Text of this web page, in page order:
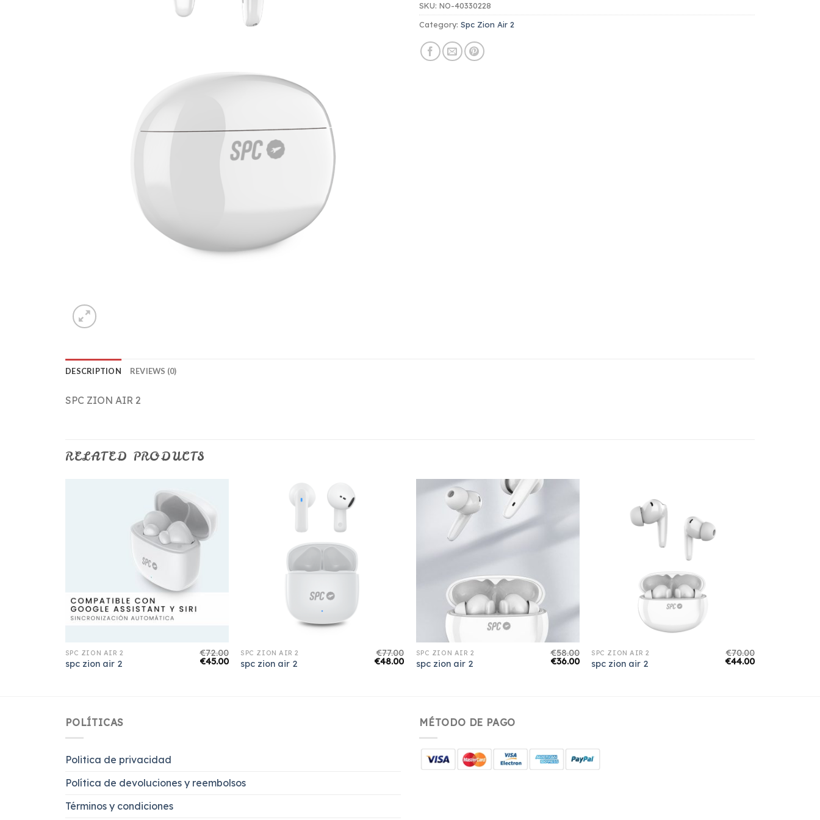
SKU: NO-40330228
Category: Spc Zion Air 2
DESCRIPTION REVIEWS (0)
SPC ZION AIR 2
RELATED PRODUCTS
SPC ZION AIR 2
spc zion air 2
€72.00
€45.00
SPC ZION AIR 2
spc zion air 2
€77.00
€48.00
SPC ZION AIR 2
spc zion air 2
€58.00
€36.00
SPC ZION AIR 2
spc zion air 2
€70.00
€44.00
POLÍTICAS
Politica de privacidad
Política de devoluciones y reembolsos
Términos y condiciones
MÉTODO DE PAGO